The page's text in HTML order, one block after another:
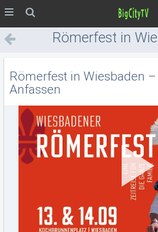
Römerfest in
Geschichte zum
Römerfest in Wiesbaden
Anfassen